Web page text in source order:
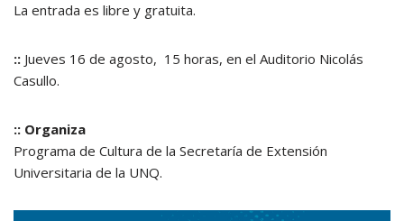
La entrada es libre y gratuita.
:: Jueves 16 de agosto, 15 horas, en el Auditorio Nicolás
Casullo.
:: Organiza
Programa de Cultura de la Secretaría de Extensión
Universitaria de la UNQ.